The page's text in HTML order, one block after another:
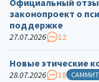
законопроект о
поддержке
27.07.2026 12
Новые этические
28.07.2026 18